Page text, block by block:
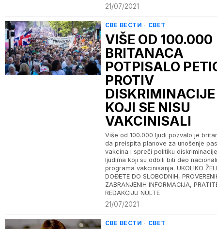
21/07/2021
СВЕ ВЕСТИ · СВЕТ
VIŠE OD 100.000
BRITANACA
POTPISALO
PROTIV
KOJI SE NISU
VAKCINISALI
Više od 100.000 ljudi pozvalo je
da preispita planove za unošenje
vakcina i spreči politiku
ljudima koji su odbili biti deo
programa vakcinisanja. UKOLIKO
DOĐETE DO SLOBODNIH,
ZABRANJENIH INFORMACIJA,
REDAKCIJU NULTE
21/07/2021
СВЕ ВЕСТИ · СВЕТ